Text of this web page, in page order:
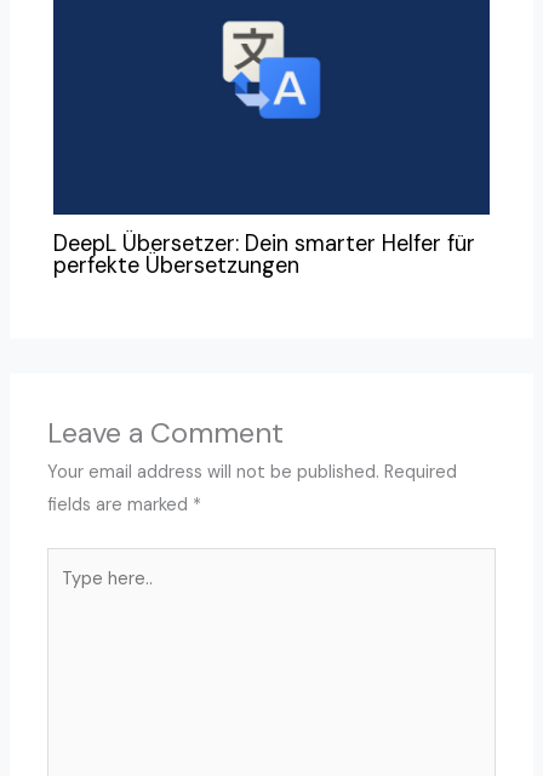
DeepL Übersetzer: Dein smarter Helfer für
perfekte Übersetzungen
Leave a Comment
Your email address will not be published. Required
fields are marked *